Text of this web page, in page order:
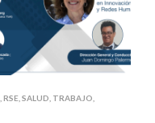
RSE SALUD TRABAJO